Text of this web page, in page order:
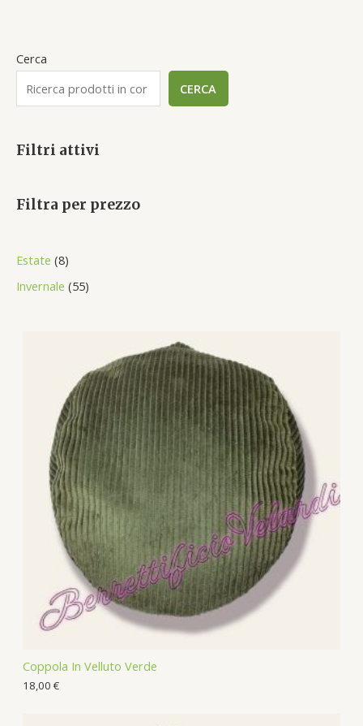
Cerca
CERCA
Filtri attivi
Filtra per prezzo
Estate 88
p
c
t
s
Invernale 555
o
d
u
c
t
s
Coppola In Velluto Verde
18,00 €